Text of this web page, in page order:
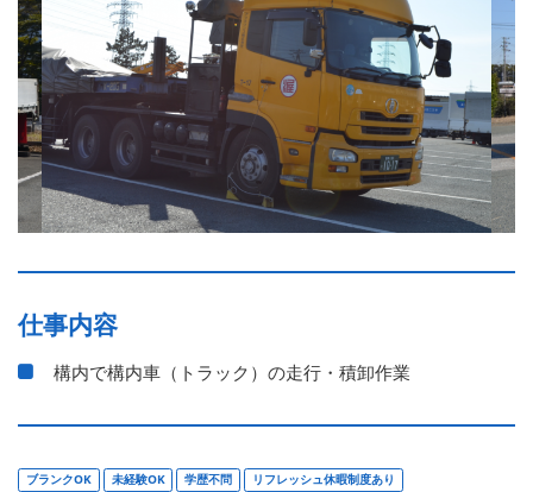
仕事内容
構内で構内車（トラック）の走行・積卸作業
ブランクOK 未経験OK 学歴不問
リフレッシュ休暇制度あり